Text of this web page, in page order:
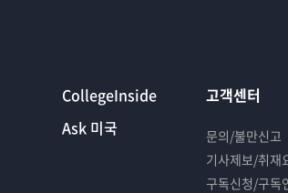
CollegeInside
Ask 미국
고객센터
문의/불만신고
기사제보/취재
구독신청/구독